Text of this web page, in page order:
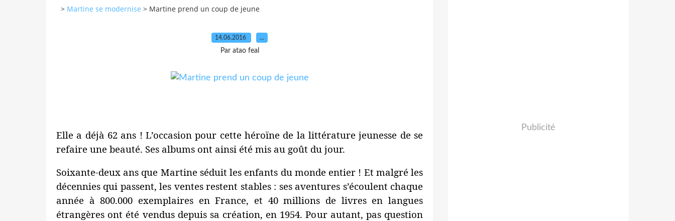
> Martine se modernise > Martine prend un coup de jeune
14.06.2016 …
Par atao feal
Elle a déjà 62 ans ! L’occasion pour cette héroïne de la littérature jeunesse de se
refaire une beauté. Ses albums ont ainsi été mis au goût du jour.
Soixante-deux ans que Martine séduit les enfants du monde entier ! Et malgré les
décennies qui passent, les ventes restent stables : ses aventures s’écoulent chaque
année à 800.000 exemplaires en France, et 40 millions de livres en langues
étrangères ont été vendus depuis sa création, en 1954. Pour autant, pas question
Publicité